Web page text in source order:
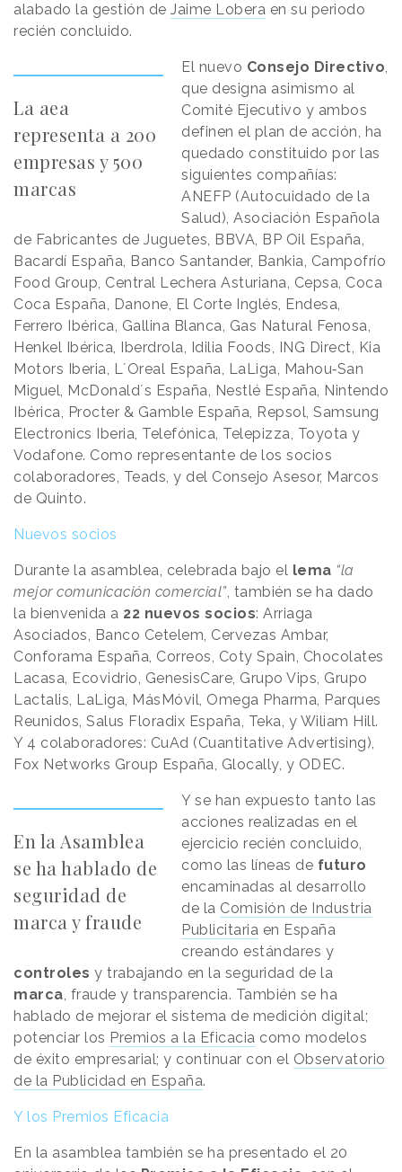
alabado la gestión de Jaime Lobera en su periodo
recién concluido.
La aea
representa a 200
empresas y 500
marcas
El nuevo Consejo Directivo,
que designa asimismo al
Comité Ejecutivo y ambos
definen el plan de acción, ha
quedado constituido por las
siguientes compañías:
ANEFP (Autocuidado de la
Salud), Asociación Española
de Fabricantes de Juguetes, BBVA, BP Oil España,
Bacardí España, Banco Santander, Bankia, Campofrío
Food Group, Central Lechera Asturiana, Cepsa, Coca
Coca España, Danone, El Corte Inglés, Endesa,
Ferrero Ibérica, Gallina Blanca, Gas Natural Fenosa,
Henkel Ibérica, Iberdrola, Idilia Foods, ING Direct, Kia
Motors Iberia, L´Oreal España, LaLiga, Mahou‐San
Miguel, McDonald´s España, Nestlé España, Nintendo
Ibérica, Procter & Gamble España, Repsol, Samsung
Electronics Iberia, Telefónica, Telepizza, Toyota y
Vodafone. Como representante de los socios
colaboradores, Teads, y del Consejo Asesor, Marcos
de Quinto.
Nuevos socios
Durante la asamblea, celebrada bajo el lema “la
mejor comunicación comercial”, también se ha dado
la bienvenida a 22 nuevos socios: Arriaga
Asociados, Banco Cetelem, Cervezas Ambar,
Conforama España, Correos, Coty Spain, Chocolates
Lacasa, Ecovidrio, GenesisCare, Grupo Vips, Grupo
Lactalis, LaLiga, MásMóvil, Omega Pharma, Parques
Reunidos, Salus Floradix España, Teka, y Wiliam Hill.
Y 4 colaboradores: CuAd (Cuantitative Advertising),
Fox Networks Group España, Glocally, y ODEC.
En la Asamblea
se ha hablado de
seguridad de
marca y fraude
Y se han expuesto tanto las
acciones realizadas en el
ejercicio recién concluido,
como las líneas de futuro
encaminadas al desarrollo
de la Comisión de Industria
Publicitaria en España
creando estándares y
controles y trabajando en la seguridad de la
marca, fraude y transparencia. También se ha
hablado de mejorar el sistema de medición digital;
potenciar los Premios a la Eficacia como modelos
de éxito empresarial; y continuar con el Observatorio
de la Publicidad en España.
Y los Premios Eficacia
En la asamblea también se ha presentado el 20